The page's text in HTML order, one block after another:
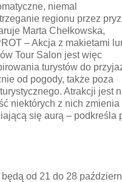
niemal
regionu przez
Marta Chełkowska,
– Akcja z makietami
Tour Salon jest więc
turystów do
od pogody, także poza
Atrakcji jest
niektórych z nich zmienia
się aurą – podkreśla
od 21 do 28